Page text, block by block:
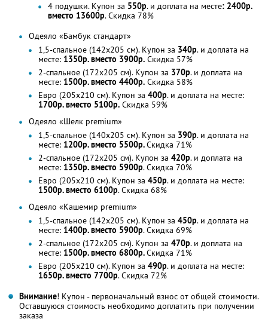
4 подушки. Купон за 550р. и доплата на месте: 2400р.
вместо 13600р. Скидка 78%
Одеяло «Бамбук стандарт»
1,5-спальное (142х205 см). Купон за 340р. и доплата на
месте: 1350р. вместо 3900р. Скидка 57%
2-спальное (172х205 см). Купон за 370р. и доплата на
месте: 1500р. вместо 4400р. Скидка 58%
Евро (205х210 см). Купон за 400р. и доплата на месте:
1700р. вместо 5100р. Скидка 59%
Одеяло «Шелк premium»
1,5-спальное (140х205 см). Купон за 390р. и доплата на
месте: 1200р. вместо 5500р.Скидка 71%
2-спальное (172х205 см). Купон за 420р. и доплата на
месте: 1350р. вместо 5900р.Скидка 70%
Евро (205х210 см). Купон за 450р. и доплата на месте:
1500р. вместо 6100р. Скидка 68%
Одеяло «Кашемир premium»
1,5-спальное (142х205 см). Купон за 450р. и доплата на
месте: 1400р. вместо 5900р. Скидка 69%
2-спальное (172х205 см). Купон за 470р. и доплата на
месте: 1500р. вместо 6800р.Скидка 71%
Евро (205х210 см). Купон за 490р. и доплата на месте:
1650р. вместо 7700р. Скидка 72%
Внимание! Купон - первоначальный взнос от общей стоимости.
Оставшуюся стоимость необходимо доплатить при получении
заказа